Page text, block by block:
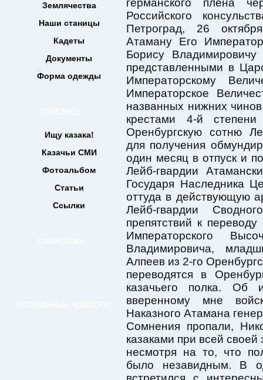
Землячества
Наши станицы
Кадеты
Документы
Форма одежды
Ищу казака!
Казачьи СМИ
Фотоальбом
Статьи
Ссылки
германского плена
Российского
Петроград, 26
Атаману Его
Борису
представленными в
Императорскому
Императорское
названных нижних
крестами 4-й
Оренбургскую сотню
для получения
один месяц в отпуск и
Лейб-гвардии
Государя Наследника
оттуда в действующую
Лейб-гвардии
препятствий к
Императорского
Владимировича,
Алпеев из 2-го
переводятся в
казачьего полка. Об
вверенному мне
Наказного Атамана
Сомнения пропали,
казаками при всей
несмотря на то, что
было незавидным. В